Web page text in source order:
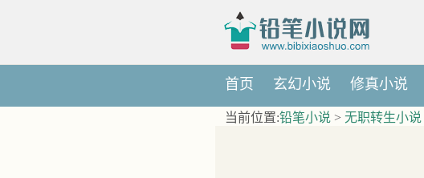
首页 玄幻小说 修真小说
当前位置:铅笔小说 > 无职转生小说